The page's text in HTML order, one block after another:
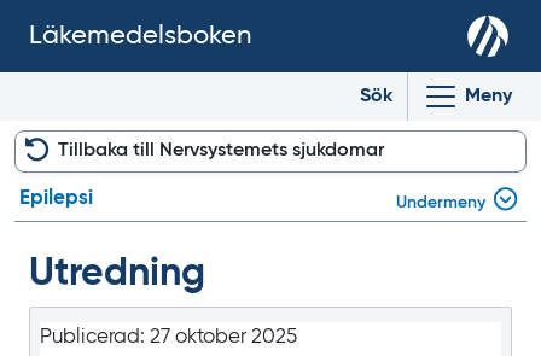
Läkemedelsboken
Sök Meny
Utredning
Publicerad: 27 oktober 2025
Tillbaka till Nervsystemets sjukdomar
Epilepsi Undermeny